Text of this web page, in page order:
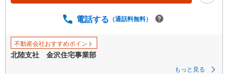
電話する （通話料無料）
不動産会社おすすめポイント
北陸支社 金沢住宅事業部
もっと見る